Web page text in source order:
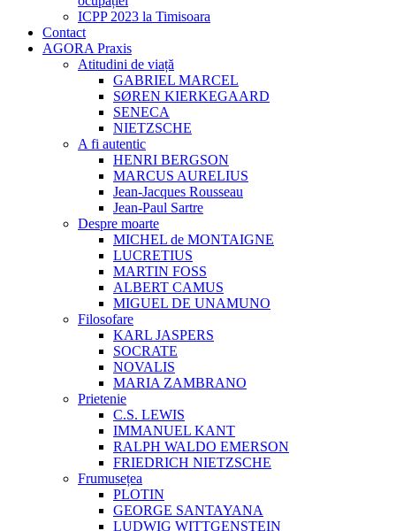
ICPP 2023 la Timisoara
Contact
AGORA Praxis
Atitudini de viață
GABRIEL MARCEL
SØREN KIERKEGAARD
SENECA
NIETZSCHE
A fi autentic
HENRI BERGSON
MARCUS AURELIUS
Jean-Jacques Rousseau
Jean-Paul Sartre
Despre moarte
MICHEL de MONTAIGNE
LUCRETIUS
MARTIN FOSS
ALBERT CAMUS
MIGUEL DE UNAMUNO
Filosofare
KARL JASPERS
SOCRATE
NOVALIS
MARIA ZAMBRANO
Prietenie
C.S. LEWIS
IMMANUEL KANT
RALPH WALDO EMERSON
FRIEDRICH NIETZSCHE
Frumusețea
PLOTIN
GEORGE SANTAYANA
LUDWIG WITTGENSTEIN